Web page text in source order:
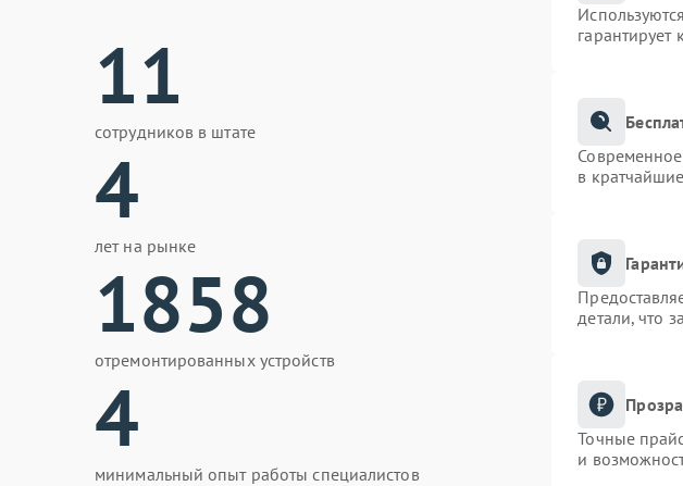
11
сотрудников в штате
4
лет на рынке
1858
отремонтированных устройств
4
минимальный опыт работы специалистов
гарантирует
в
детали, что
Точные
и